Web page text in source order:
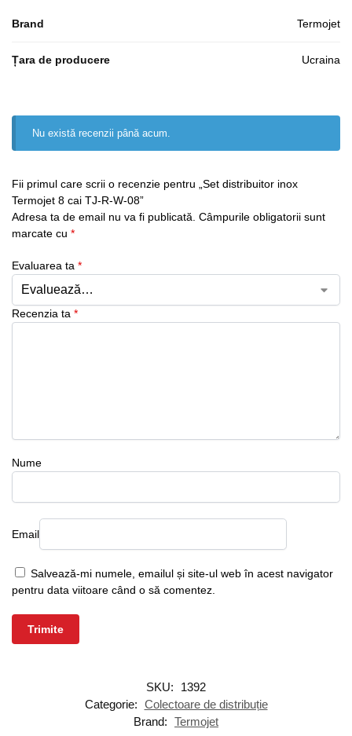
Brand Termojet
Țara de producere Ucraina
Nu există recenzii până acum.
Fii primul care scrii o recenzie pentru „Set distribuitor inox
Termojet 8 cai TJ-R-W-08”
Adresa ta de email nu va fi publicată. Câmpurile obligatorii sunt
marcate cu *
Evaluarea ta *
Recenzia ta *
Nume
Email
Salvează-mi numele, emailul și site-ul web în acest navigator
pentru data viitoare când o să comentez.
SKU:
1392
Categorie: Colectoare de distribuție
Brand: Termojet